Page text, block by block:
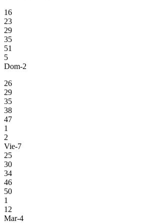
16
23
29
35
51
5
Dom-2
26
29
35
38
47
1
2
Vie-7
25
30
34
46
50
1
12
Mar-4